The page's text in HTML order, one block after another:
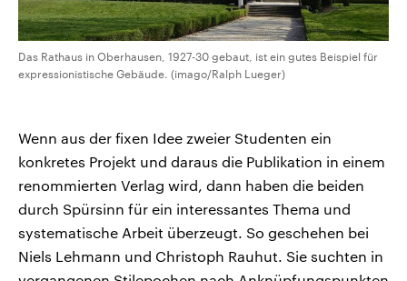
Das Rathaus in Oberhausen, 1927-30 gebaut, ist ein gutes Beispiel für
expressionistische Gebäude. (imago/Ralph Lueger)
Wenn aus der fixen Idee zweier Studenten ein
konkretes Projekt und daraus die Publikation in einem
renommierten Verlag wird, dann haben die beiden
durch Spürsinn für ein interessantes Thema und
systematische Arbeit überzeugt. So geschehen bei
Niels Lehmann und Christoph Rauhut. Sie suchten in